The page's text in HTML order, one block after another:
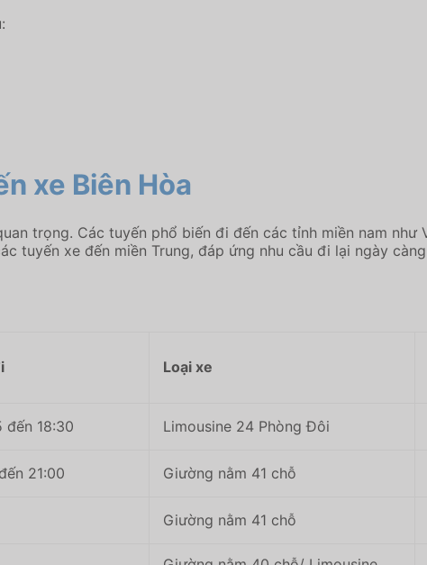
xe Biên Hòa
trọng. Các tuyến phổ biến đi đến các tỉnh miền nam như
tuyến xe đến miền Trung, đáp ứng nhu cầu đi lại ngày
Loại xe
đến 18:30 Limousine 24 Phòng Đôi
21:00 Giường nằm 41 chỗ
Giường nằm 41 chỗ